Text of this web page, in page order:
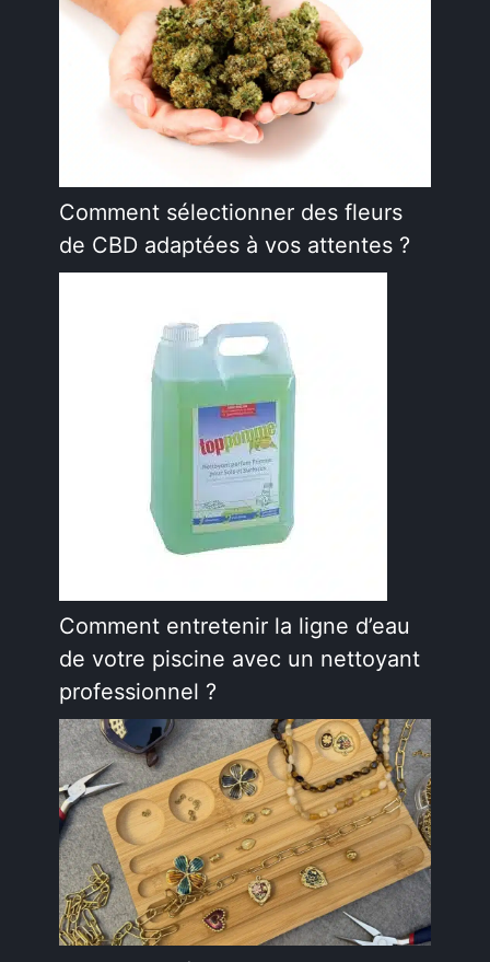
Comment sélectionner des fleurs
de CBD adaptées à vos attentes ?
Comment entretenir la ligne d’eau
de votre piscine avec un nettoyant
professionnel ?